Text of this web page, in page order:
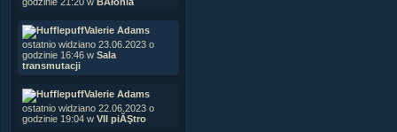
Valerie Adams
ostatnio widziano 23.06.2023 o
godzinie 16:46 w Sala
transmutacji
Valerie Adams
ostatnio widziano 22.06.2023 o
godzinie 19:04 w VII piĂŞtro